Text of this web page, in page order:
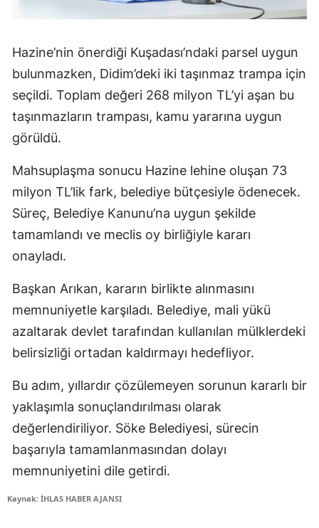
Hazine’nin önerdiği Kuşadası’ndaki parsel uygun
bulunmazken, Didim’deki iki taşınmaz trampa için
seçildi. Toplam değeri 268 milyon TL’yi aşan bu
taşınmazların trampası, kamu yararına uygun
görüldü.
Mahsuplaşma sonucu Hazine lehine oluşan 73
milyon TL’lik fark, belediye bütçesiyle ödenecek.
Süreç, Belediye Kanunu’na uygun şekilde
tamamlandı ve meclis oy birliğiyle kararı
onayladı.
Başkan Arıkan, kararın birlikte alınmasını
memnuniyetle karşıladı. Belediye, mali yükü
azaltarak devlet tarafından kullanılan mülklerdeki
belirsizliği ortadan kaldırmayı hedefliyor.
Bu adım, yıllardır çözülemeyen sorunun kararlı bir
yaklaşımla sonuçlandırılması olarak
değerlendiriliyor. Söke Belediyesi, sürecin
başarıyla tamamlanmasından dolayı
memnuniyetini dile getirdi.
Kaynak: İHLAS HABER AJANSI